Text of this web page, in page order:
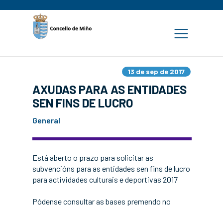
13 de sep de 2017
AXUDAS PARA AS ENTIDADES
SEN FINS DE LUCRO
General
Está aberto o prazo para solicitar as
subvencións para as entidades sen fins de lucro
para actividades culturais e deportivas 2017
Pódense consultar as bases premendo no